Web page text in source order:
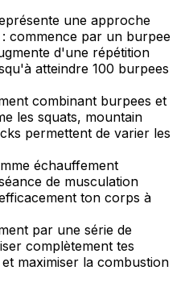
une approche
commence par un burpee
d'une répétition
atteindre 100 burpees
combinant burpees et
les squats, mountain
permettent de varier les
échauffement
de musculation
ton corps à
par une série de
complètement tes
maximiser la combustion